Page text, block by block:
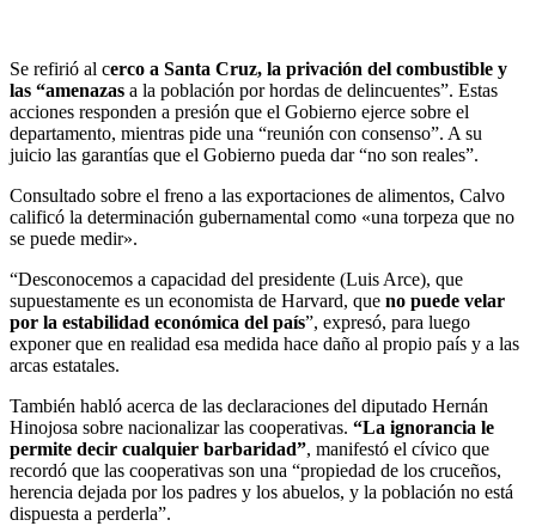
Se refirió al cerco a Santa Cruz, la privación del combustible y
las “amenazas a la población por hordas de delincuentes”. Estas
acciones responden a presión que el Gobierno ejerce sobre el
departamento, mientras pide una “reunión con consenso”. A su
juicio las garantías que el Gobierno pueda dar “no son reales”.
Consultado sobre el freno a las exportaciones de alimentos, Calvo
calificó la determinación gubernamental como «una torpeza que no
se puede medir».
“Desconocemos a capacidad del presidente (Luis Arce), que
supuestamente es un economista de Harvard, que no puede velar
por la estabilidad económica del país”, expresó, para luego
exponer que en realidad esa medida hace daño al propio país y a las
arcas estatales.
También habló acerca de las declaraciones del diputado Hernán
Hinojosa sobre nacionalizar las cooperativas. “La ignorancia le
permite decir cualquier barbaridad”, manifestó el cívico que
recordó que las cooperativas son una “propiedad de los cruceños,
herencia dejada por los padres y los abuelos, y la población no está
dispuesta a perderla”.